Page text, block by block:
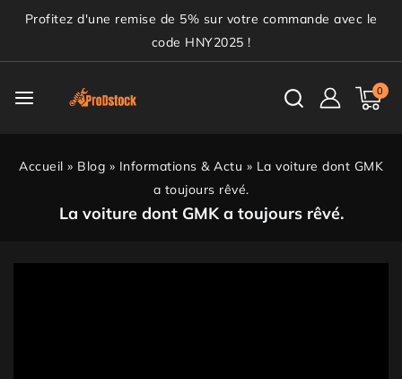
Profitez d'une remise de 5% sur votre commande avec le
code HNY2025 !
0
Accueil » Blog » Informations & Actu » La voiture dont GMK
a toujours rêvé.
La voiture dont GMK a toujours rêvé.